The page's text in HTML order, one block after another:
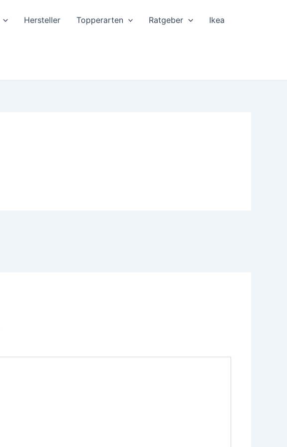
Hersteller Topperarten Ratgeber Ikea